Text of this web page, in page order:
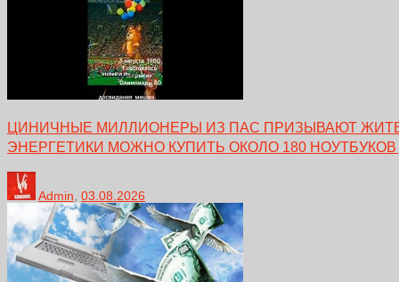
ЦИНИЧНЫЕ МИЛЛИОНЕРЫ ИЗ ПАС ПРИЗЫВАЮТ
ЭНЕРГЕТИКИ МОЖНО КУПИТЬ ОКОЛО 180
Admin 03.08.2026